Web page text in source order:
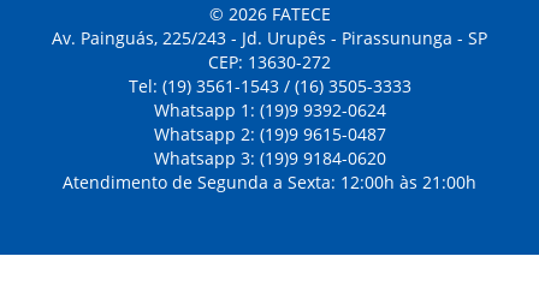
© 2026 FATECE
Av. Painguás, 225/243 - Jd. Urupês - Pirassununga - SP
CEP: 13630-272
Tel: (19) 3561-1543 / (16) 3505-3333
Whatsapp 1: (19)9 9392-0624
Whatsapp 2: (19)9 9615-0487
Whatsapp 3: (19)9 9184-0620
Atendimento de Segunda a Sexta: 12:00h às 21:00h